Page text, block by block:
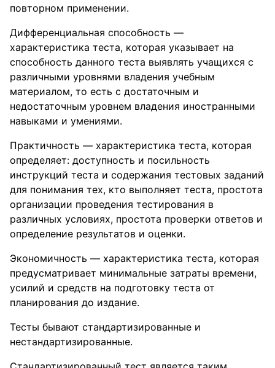
повторном применении.
Дифференциальная способность —
характеристика теста, которая указывает на
способность данного теста выявлять учащихся с
различными уровнями владения учебным
материалом, то есть с достаточным и
недостаточным уровнем владения иностранными
навыками и умениями.
Практичность — характеристика теста, которая
определяет: доступность и посильность
инструкций теста и содержания тестовых заданий
для понимания тех, кто выполняет теста, простота
организации проведения тестирования в
различных условиях, простота проверки ответов и
определение результатов и оценки.
Экономичность — характеристика теста, которая
предусматривает минимальные затраты времени,
усилий и средств на подготовку теста от
планирования до издание.
Тесты бывают стандартизированные и
нестандартизированные.